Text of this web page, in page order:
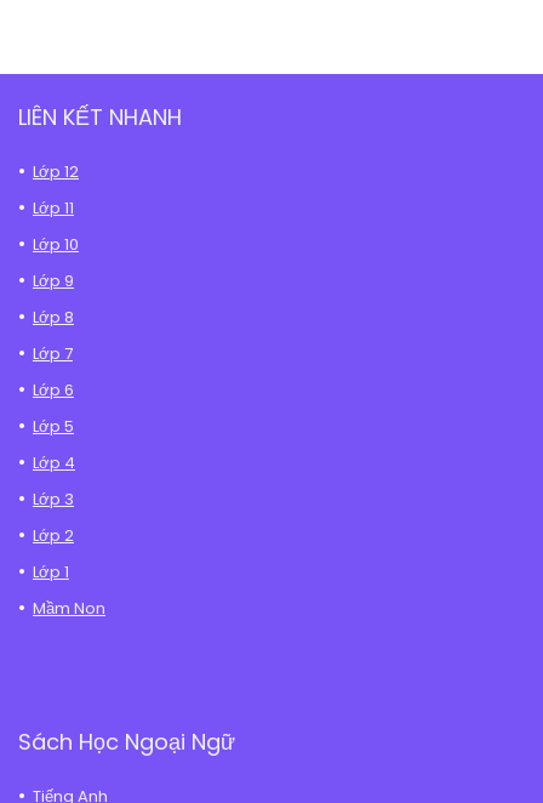
LIÊN KẾT NHANH
Lớp 12
Lớp 11
Lớp 10
Lớp 9
Lớp 8
Lớp 7
Lớp 6
Lớp 5
Lớp 4
Lớp 3
Lớp 2
Lớp 1
Mầm Non
Sách Học Ngoại Ngữ
Tiếng Anh